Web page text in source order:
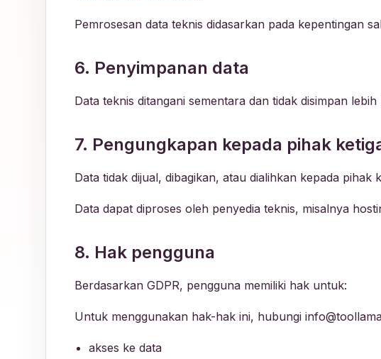
Pemrosesan data teknis didasarkan pada kepentingan
6. Penyimpanan data
Data teknis ditangani sementara dan tidak disimpan
7. Pengungkapan kepada pihak
Data tidak dijual, dibagikan, atau dialihkan kepada pihak
Data dapat diproses oleh penyedia teknis, misalnya
8. Hak pengguna
Berdasarkan GDPR, pengguna memiliki hak untuk:
Untuk menggunakan hak-hak ini, hubungi
akses ke data